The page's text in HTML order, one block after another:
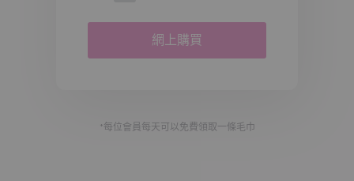
網上購買
*每位會員每天可以免費領取一條毛巾